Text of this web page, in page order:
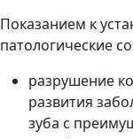
Показанием к
патологические
разрушение
развития
зуба с